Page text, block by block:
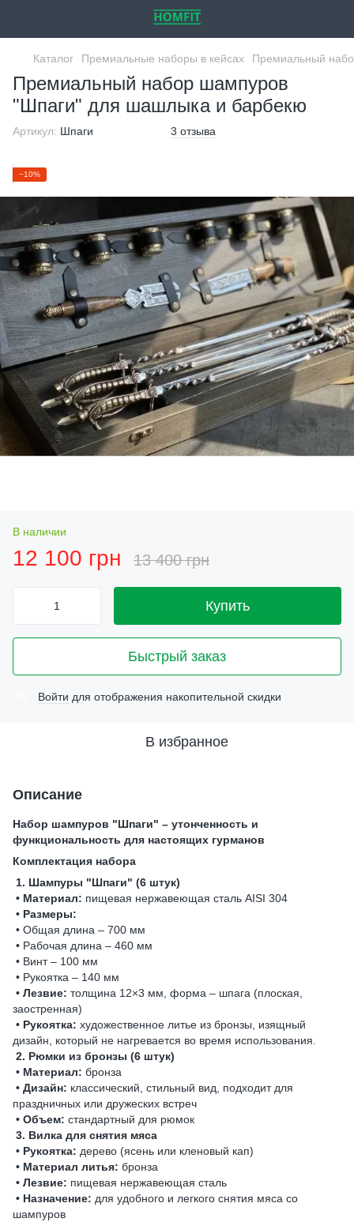
Каталог Премиальные наборы в кейсах Премиальный
Премиальный набор шампуров
"Шпаги" для шашлыка и барбекю
Артикул: Шпаги 3 отзыва
−10%
В наличии
12 100 грн 13 400 грн
Купить
Быстрый заказ
Войти для отображения накопительной скидки
В избранное
Описание
Набор шампуров "Шпаги" – утонченность и
функциональность для настоящих гурманов
Комплектация набора
1. Шампуры "Шпаги" (6 штук)
• Материал: пищевая нержавеющая сталь AISI 304
• Размеры:
• Общая длина – 700 мм
• Рабочая длина – 460 мм
• Винт – 100 мм
• Рукоятка – 140 мм
• Лезвие: толщина 12×3 мм, форма – шпага (плоская,
заостренная)
• Рукоятка: художественное литье из бронзы, изящный
дизайн, который не нагревается во время использования.
2. Рюмки из бронзы (6 штук)
• Материал: бронза
• Дизайн: классический, стильный вид, подходит для
праздничных или дружеских встреч
• Объем: стандартный для рюмок
3. Вилка для снятия мяса
• Рукоятка: дерево (ясень или кленовый кап)
• Материал литья: бронза
• Лезвие: пищевая нержавеющая сталь
• Назначение: для удобного и легкого снятия мяса со
шампуров